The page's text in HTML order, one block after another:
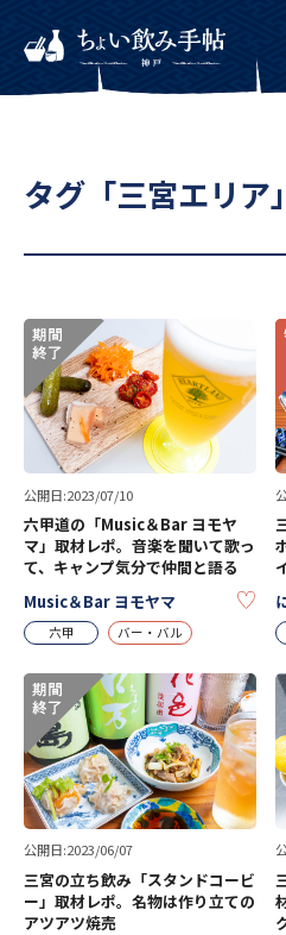
タグ「三宮エリア
公開日:2023/07/10
六甲道の「Music＆Bar ヨモヤ
マ」取材レポ。音楽を聞いて歌っ
て、キャンプ気分で仲間と語る
Music＆Bar ヨモヤマ
六甲 バー・バル
公開日:2023/06/07
三宮の立ち飲み「スタンドコービ
ー」取材レポ。名物は作り立ての
アツアツ焼売